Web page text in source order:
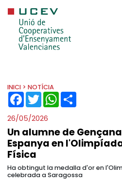
INICI > NOTÍCIA
FACEBOOK
TWITTERWHATSAPP
26/05/2026
Un alumne de
Espanya en
Física
Ha obtingut la medalla d'or en
celebrada a Saragossa